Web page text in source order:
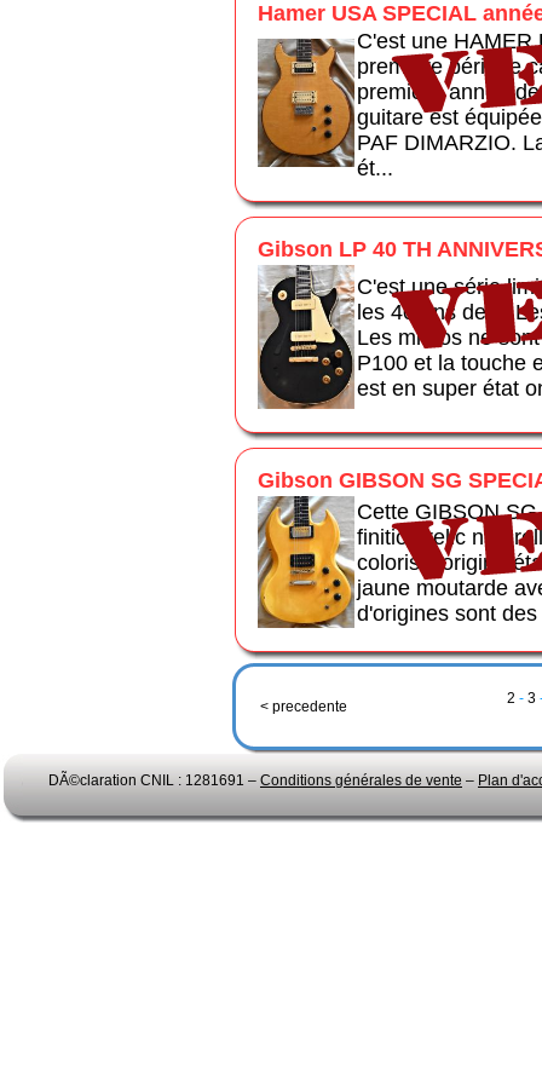
Hamer USA SPECIAL
C'est une HAMER
première période
première année
guitare est
PAF DIMARZIO.
ét...
Gibson LP 40 TH
C'est une série
les 40 ans de la
Les micros ne
P100 et la touche
est en super état
Gibson GIBSON SG
Cette GIBSON
finition relic
coloris d'origine
jaune moutarde
d'origines sont
< precedente 2 - 3
DÃ©claration CNIL : 1281691 – Conditions générales de vente – Plan